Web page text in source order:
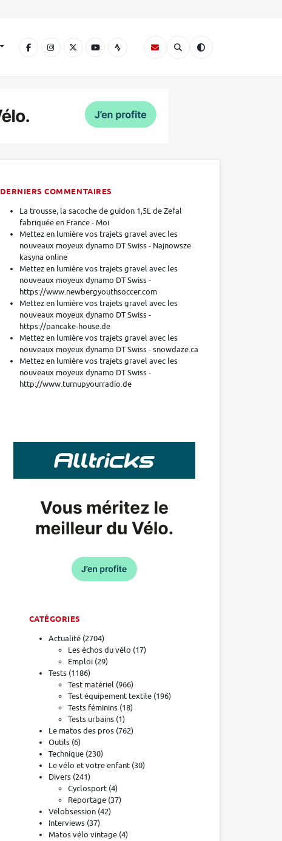
DERNIERS COMMENTAIRES
La trousse, la sacoche de guidon 1,5L de Zefal
fabriquée en France - Moi
Mettez en lumière vos trajets gravel avec les
nouveaux moyeux dynamo DT Swiss - Najnowsze
kasyna online
Mettez en lumière vos trajets gravel avec les
nouveaux moyeux dynamo DT Swiss -
https://www.newbergyouthsoccer.com
Mettez en lumière vos trajets gravel avec les
nouveaux moyeux dynamo DT Swiss -
https://pancake-house.de
Mettez en lumière vos trajets gravel avec les
nouveaux moyeux dynamo DT Swiss - snowdaze.ca
Mettez en lumière vos trajets gravel avec les
nouveaux moyeux dynamo DT Swiss -
http://www.turnupyourradio.de
CATÉGORIES
Actualité (2704)
Les échos du vélo (17)
Emploi (29)
Tests (1186)
Test matériel (966)
Test équipement textile (196)
Tests féminins (18)
Tests urbains (1)
Le matos des pros (762)
Outils (6)
Technique (230)
Le vélo et votre enfant (30)
Divers (241)
Cyclosport (4)
Reportage (37)
Vélobsession (42)
Interviews (37)
Matos vélo vintage (4)